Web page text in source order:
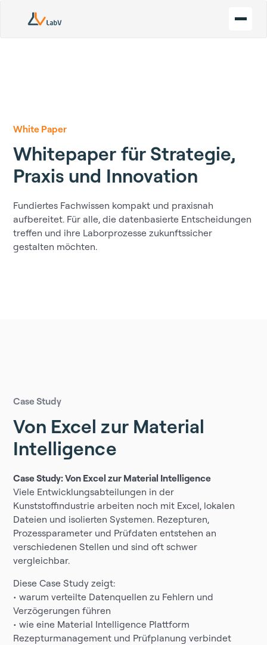
White Paper
Whitepaper für Strategie,
Praxis und Innovation
Fundiertes Fachwissen kompakt und praxisnah
aufbereitet. Für alle, die datenbasierte Entscheidungen
treffen und ihre Laborprozesse zukunftssicher
gestalten möchten.
Case Study
Von Excel zur Material
Intelligence
Case Study: Von Excel zur Material Intelligence
Viele Entwicklungsabteilungen in der
Kunststoffindustrie arbeiten noch mit Excel, lokalen
Dateien und isolierten Systemen. Rezepturen,
Prozessparameter und Prüfdaten entstehen an
verschiedenen Stellen und sind oft schwer
vergleichbar.
Diese Case Study zeigt:
• warum verteilte Datenquellen zu Fehlern und
Verzögerungen führen
• wie eine Material Intelligence Plattform
Rezepturmanagement und Prüfplanung verbindet